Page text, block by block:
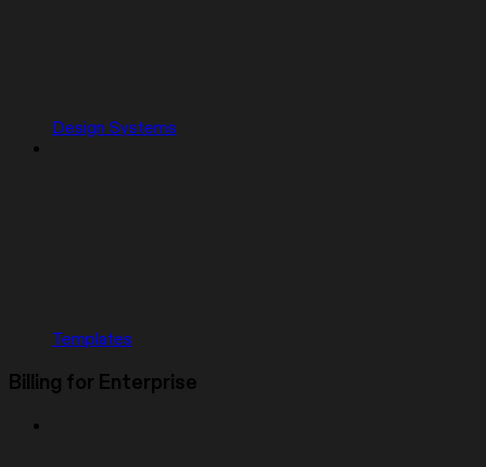
Design Systems
Templates
Billing for Enterprise